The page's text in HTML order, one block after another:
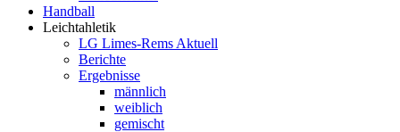
Handball
Leichtahletik
LG Limes-Rems Aktuell
Berichte
Ergebnisse
männlich
weiblich
gemischt